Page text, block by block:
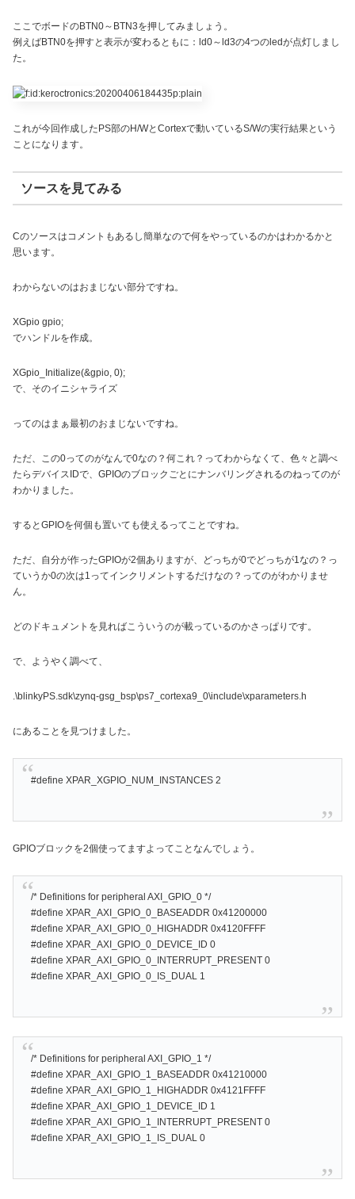
ここでボードのBTN0～BTN3を押してみましょう。
例えばBTN0を押すと表示が変わるともに：ld0～ld3の4つのledが点灯しまし
た。
これが今回作成したPS部のH/WとCortexで動いているS/Wの実行結果という
ことになります。
ソースを見てみる
Cのソースはコメントもあるし簡単なので何をやっているのかはわかるかと
思います。
わからないのはおまじない部分ですね。
XGpio gpio;
でハンドルを作成。
XGpio_Initialize(&gpio, 0);
で、そのイニシャライズ
ってのはまぁ最初のおまじないですね。
ただ、この0ってのがなんで0なの？何これ？ってわからなくて、色々と調べ
たらデバイスIDで、GPIOのブロックごとにナンバリングされるのねってのが
わかりました。
するとGPIOを何個も置いても使えるってことですね。
ただ、自分が作ったGPIOが2個ありますが、どっちが0でどっちが1なの？っ
ていうか0の次は1ってインクリメントするだけなの？ってのがわかりませ
ん。
どのドキュメントを見ればこういうのが載っているのかさっぱりです。
で、ようやく調べて、
.\blinkyPS.sdk\zynq-gsg_bsp\ps7_cortexa9_0\include\xparameters.h
にあることを見つけました。
#define XPAR_XGPIO_NUM_INSTANCES 2
GPIOブロックを2個使ってますよってことなんでしょう。
/* Definitions for peripheral AXI_GPIO_0 */
#define XPAR_AXI_GPIO_0_BASEADDR 0x41200000
#define XPAR_AXI_GPIO_0_HIGHADDR 0x4120FFFF
#define XPAR_AXI_GPIO_0_DEVICE_ID 0
#define XPAR_AXI_GPIO_0_INTERRUPT_PRESENT 0
#define XPAR_AXI_GPIO_0_IS_DUAL 1
/* Definitions for peripheral AXI_GPIO_1 */
#define XPAR_AXI_GPIO_1_BASEADDR 0x41210000
#define XPAR_AXI_GPIO_1_HIGHADDR 0x4121FFFF
#define XPAR_AXI_GPIO_1_DEVICE_ID 1
#define XPAR_AXI_GPIO_1_INTERRUPT_PRESENT 0
#define XPAR_AXI_GPIO_1_IS_DUAL 0